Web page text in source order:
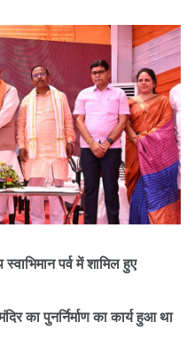
पर्व में शामिल हुए
का पुनर्निर्माण का कार्य हुआ था